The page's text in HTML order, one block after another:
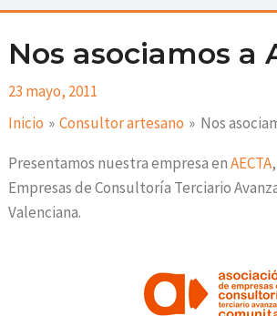
Nos asociamos a
23 mayo, 2011
Inicio
Consultor artesano
Nos
Presentamos nuestra empresa enAECTA
Empresas de Consultoría Terciario
Valenciana.